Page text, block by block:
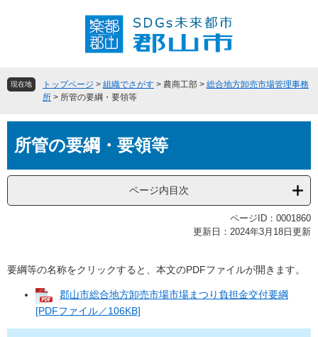
頭
飛
へ
現在地 トップページ > 組織でさがす > 農商工部 > 総合地方卸売市場管理事務
所 > 所管の要綱・要領等
所管の要綱・要領等
ページ内目次
ページID：0001860
更新日：2024年3月18日更新
要綱等の名称をクリックすると、本文のPDFファイルが開きます。
郡山市総合地方卸売市場市場まつり負担金交付要綱
[PDFファイル／106KB]